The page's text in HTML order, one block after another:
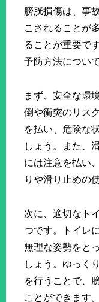
膀胱損傷は、事
こされることが
ることが重要で
予防方法につい
まず、安全な環
倒や衝突のリス
を払い、危険な
しょう。また、
には注意を払い
りや滑り止めの
次に、適切なト
つです。トイレ
無理な姿勢をと
しょう。ゆっく
を行うことで、
ことができます